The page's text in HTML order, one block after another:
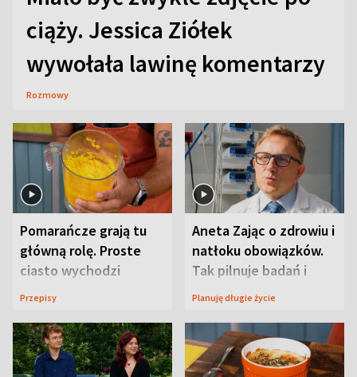
ciąży. Jessica Ziółek
wywołała lawinę komentarzy
Rozmowy
Pomarańcze grają tu
główną rolę. Proste
ciasto wychodzi
wyjątkowo wilgotne
Przepisy
Aneta Zając o zdrowiu i
natłoku obowiązków.
Tak pilnuje badań i
wizyt
Planuję długie życie